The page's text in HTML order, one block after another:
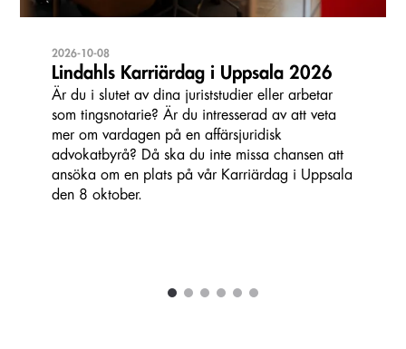
2026-10-08
Lindahls Karriärdag i Uppsala 2026
Är du i slutet av dina juriststudier eller arbetar
som tingsnotarie? Är du intresserad av att veta
mer om vardagen på en affärsjuridisk
advokatbyrå? Då ska du inte missa chansen att
ansöka om en plats på vår Karriärdag i Uppsala
den 8 oktober.
1 2 3 4 5 6